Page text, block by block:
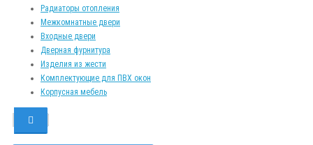
Радиаторы отопления
Межкомнатные двери
Входные двери
Дверная фурнитура
Изделия из жести
Комплектующие для ПВХ окон
Корпусная мебель